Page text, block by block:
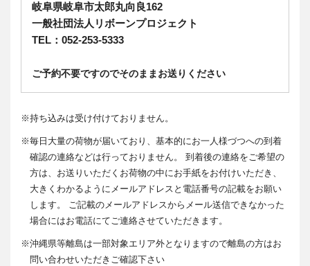
岐阜県岐阜市太郎丸向良162
一般社団法人リボーンプロジェクト
TEL：052-253-5333
ご予約不要ですのでそのままお送りください
※持ち込みは受け付けておりません。
※毎日大量の荷物が届いており、基本的にお一人様づつへの到着
確認の連絡などは行っておりません。 到着後の連絡をご希望の
方は、お送りいただくお荷物の中にお手紙をお付けいただき、
大きくわかるようにメールアドレスと電話番号の記載をお願い
します。 ご記載のメールアドレスからメール送信できなかった
場合にはお電話にてご連絡させていただきます。
※沖縄県等離島は一部対象エリア外となりますので離島の方はお
問い合わせいただきご確認下さい